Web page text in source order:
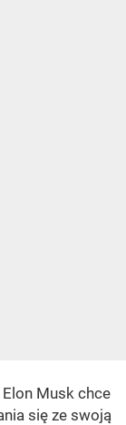
Musk chce
się ze swoją